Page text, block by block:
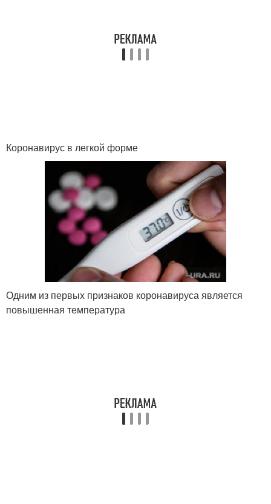
Коронавирус в легкой форме
Одним из первых признаков коронавируса является
повышенная температура